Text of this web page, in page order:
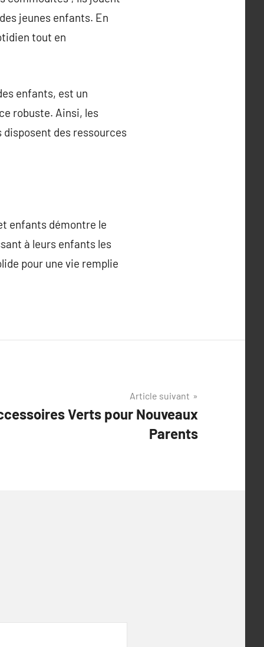
jeunes enfants. En
tout en
enfants, est un
robuste. Ainsi, les
des ressources
enfants démontre le
à leurs enfants les
pour une vie remplie
Article suivant
Verts pour Nouveaux
Parents